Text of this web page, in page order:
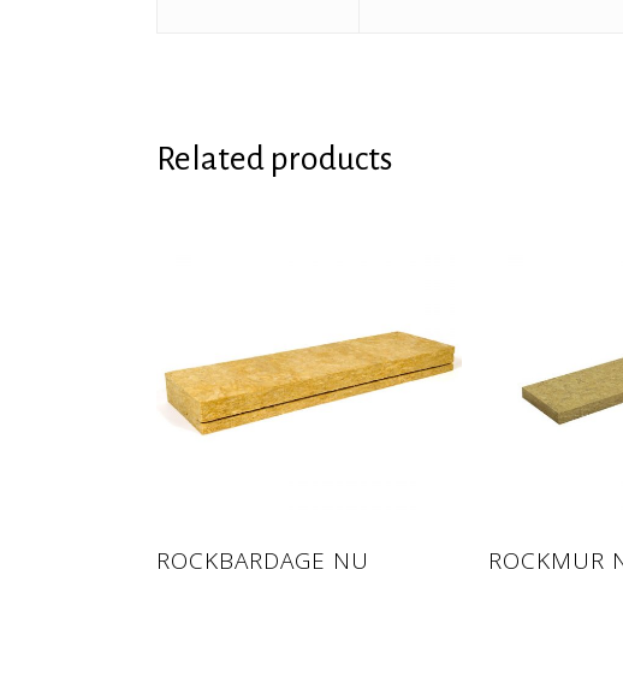
Related products
ROCKBARDAGE NU ROCKMUR